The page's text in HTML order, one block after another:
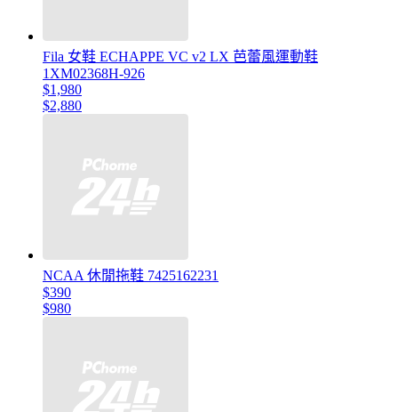
Fila 女鞋 ECHAPPE VC v2 LX 芭蕾風運動鞋
1XM02368H-926
$1,980
$2,880
NCAA 休閒拖鞋 7425162231
$390
$980